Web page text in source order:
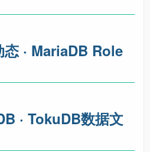
· MariaDB Role
· TokuDB数据文